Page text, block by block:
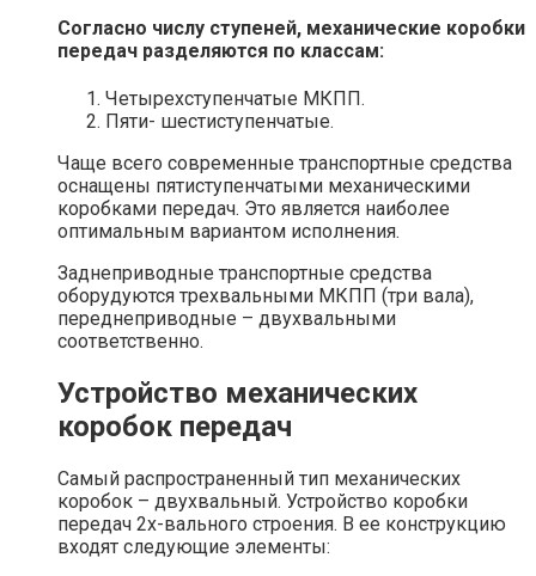
Согласно числу ступеней, механические коробки
передач разделяются по классам:
Четырехступенчатые МКПП.
Пяти- шестиступенчатые.
Чаще всего современные транспортные средства
оснащены пятиступенчатыми механическими
коробками передач. Это является наиболее
оптимальным вариантом исполнения.
Заднеприводные транспортные средства
оборудуются трехвальными МКПП (три вала),
переднеприводные – двухвальными
соответственно.
Устройство механических
коробок передач
Самый распространенный тип механических
коробок – двухвальный. Устройство коробки
передач 2х-вального строения. В ее конструкцию
входят следующие элементы: